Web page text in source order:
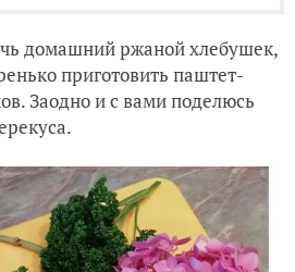
домашний ржаной хлебушек,
приготовить паштет-
Заодно и с вами поделюсь